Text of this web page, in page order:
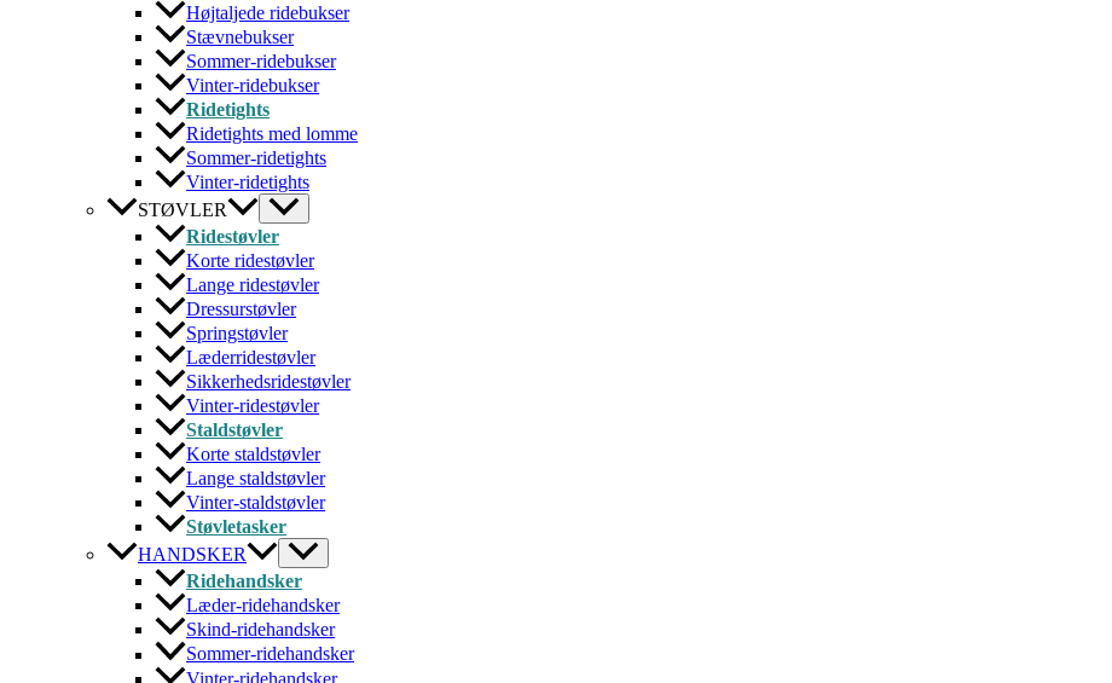
Højtaljede ridebukser
Stævnebukser
Sommer-ridebukser
Vinter-ridebukser
Ridetights
Ridetights med lomme
Sommer-ridetights
Vinter-ridetights
STØVLER
Ridestøvler
Korte ridestøvler
Lange ridestøvler
Dressurstøvler
Springstøvler
Læderridestøvler
Sikkerhedsridestøvler
Vinter-ridestøvler
Staldstøvler
Korte staldstøvler
Lange staldstøvler
Vinter-staldstøvler
Støvletasker
HANDSKER
Ridehandsker
Læder-ridehandsker
Skind-ridehandsker
Sommer-ridehandsker
Vinter-ridehandsker